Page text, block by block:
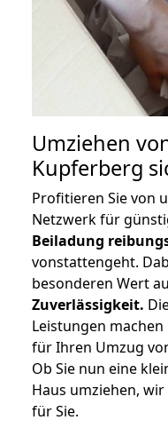
Umziehen
Kupferberg
Profitieren Sie von
Netzwerk für
Beiladung
vonstattengeht.
besonderen Wert
Zuverlässigkeit.
Leistungen
für Ihren Umzug
Ob Sie nun eine
Haus umziehen,
für Sie.